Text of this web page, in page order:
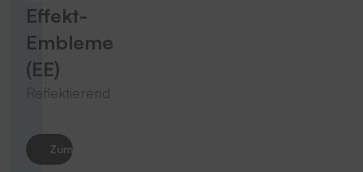
Effekt-
Embleme
(EE)
Reflektierend
Zum Produkt